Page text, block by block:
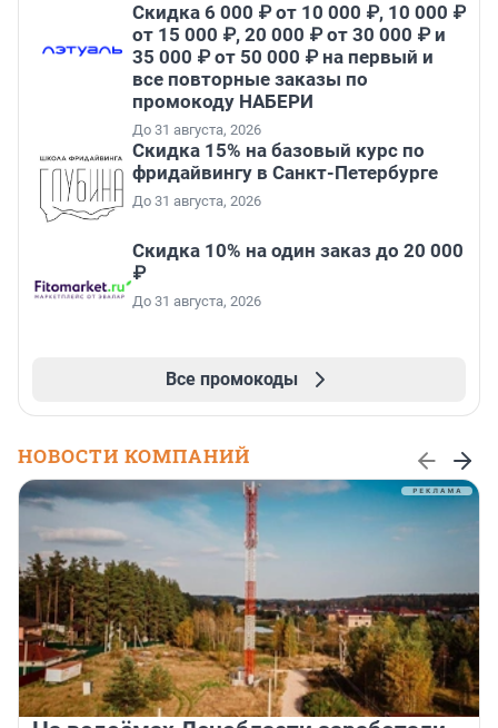
Скидка 6 000 ₽ от 10 000 ₽, 10 000 ₽
от 15 000 ₽, 20 000 ₽ от 30 000 ₽ и
35 000 ₽ от 50 000 ₽ на первый и
все повторные заказы по
промокоду НАБЕРИ
До 31 августа, 2026
Скидка 15% на базовый курс по
фридайвингу в Санкт-Петербурге
До 31 августа, 2026
Скидка 10% на один заказ до 20 000
₽
До 31 августа, 2026
Все промокоды
НОВОСТИ КОМПАНИЙ